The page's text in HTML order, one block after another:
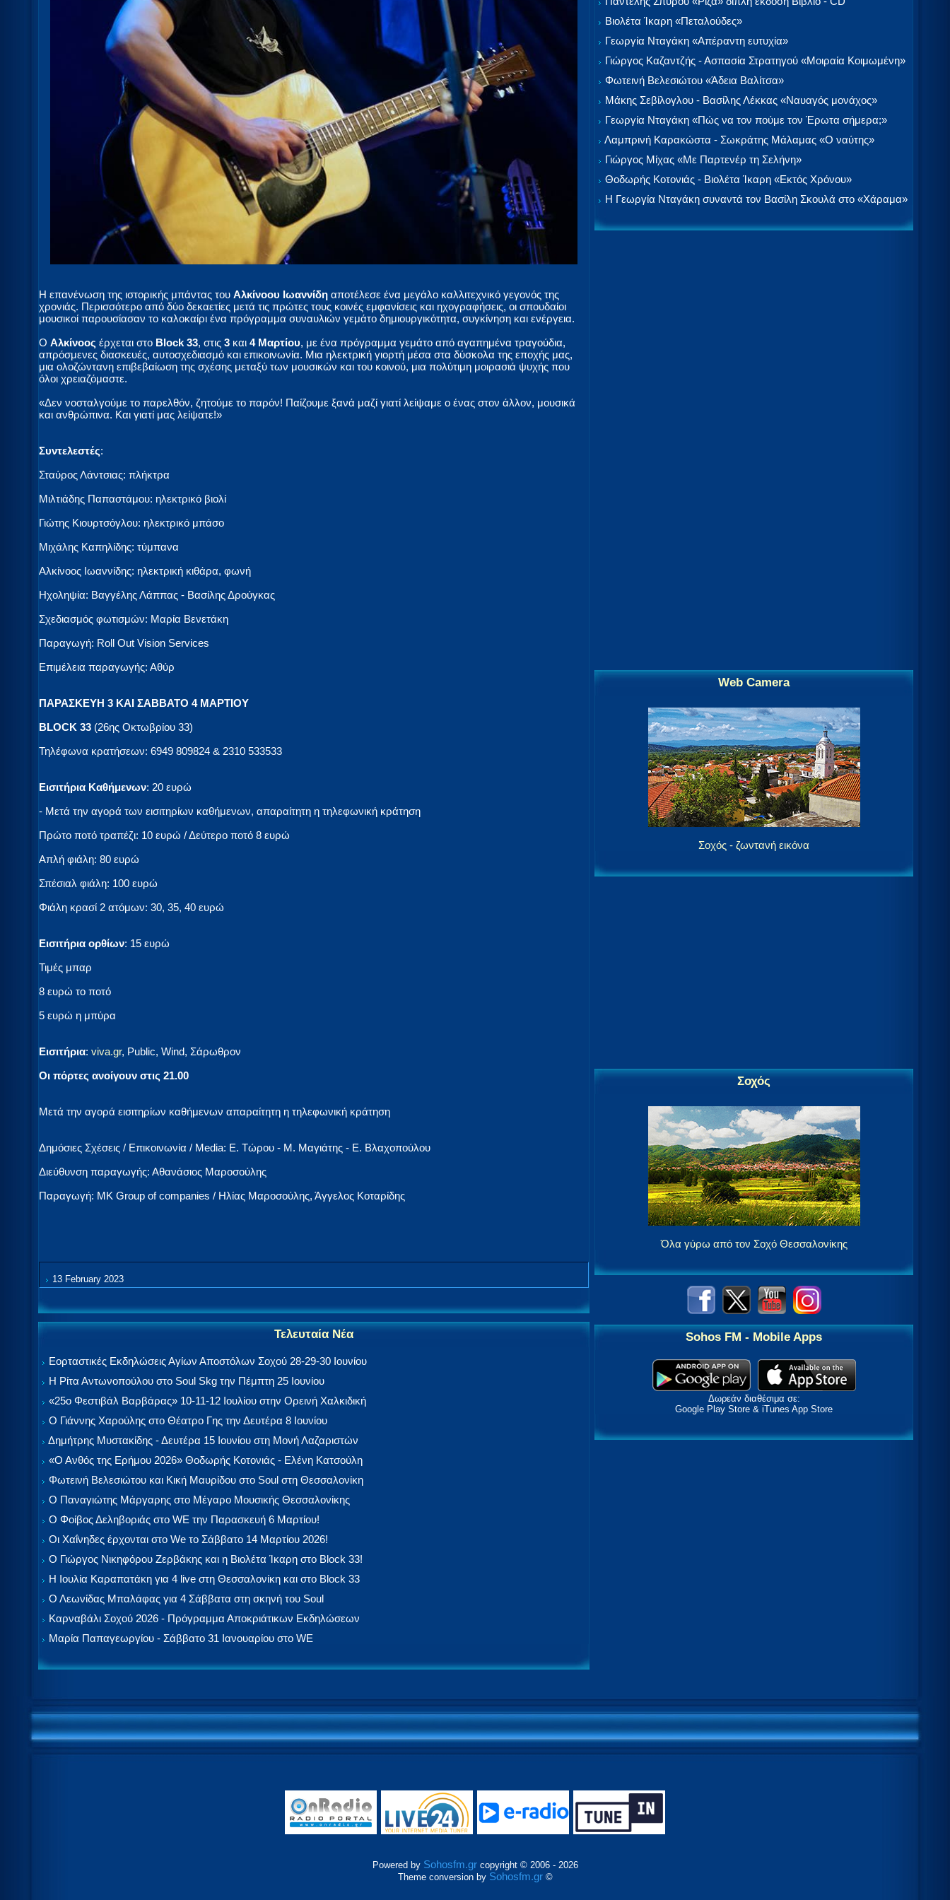
Η επανένωση της ιστορικής μπάντας του Αλκίνοου Ιωαννίδη αποτέλεσε ένα μεγάλο καλλιτεχνικό γεγονός της
χρονιάς. Περισσότερο από δύο δεκαετίες μετά τις πρώτες τους κοινές εμφανίσεις και ηχογραφήσεις, οι σπουδαίοι
μουσικοί παρουσίασαν το καλοκαίρι ένα πρόγραμμα συναυλιών γεμάτο δημιουργικότητα, συγκίνηση και ενέργεια.
Ο Αλκίνοος έρχεται στο Block 33, στις 3 και 4 Μαρτίου, με ένα πρόγραμμα γεμάτο από αγαπημένα τραγούδια,
απρόσμενες διασκευές, αυτοσχεδιασμό και επικοινωνία. Μια ηλεκτρική γιορτή μέσα στα δύσκολα της εποχής μας,
μια ολοζώντανη επιβεβαίωση της σχέσης μεταξύ των μουσικών και του κοινού, μια πολύτιμη μοιρασιά ψυχής που
όλοι χρειαζόμαστε.
«Δεν νοσταλγούμε το παρελθόν, ζητούμε το παρόν! Παίζουμε ξανά μαζί γιατί λείψαμε ο ένας στον άλλον, μουσικά
και ανθρώπινα. Και γιατί μας λείψατε!»
Συντελεστές:
Σταύρος Λάντσιας: πλήκτρα
Μιλτιάδης Παπαστάμου: ηλεκτρικό βιολί
Γιώτης Κιουρτσόγλου: ηλεκτρικό μπάσο
Μιχάλης Καπηλίδης: τύμπανα
Αλκίνοος Ιωαννίδης: ηλεκτρική κιθάρα, φωνή
Ηχοληψία: Βαγγέλης Λάππας - Βασίλης Δρούγκας
Σχεδιασμός φωτισμών: Μαρία Βενετάκη
Παραγωγή: Roll Out Vision Services
Επιμέλεια παραγωγής: Αθύρ
ΠΑΡΑΣΚΕΥΗ 3 ΚΑΙ ΣΑΒΒΑΤΟ 4 ΜΑΡΤΙΟΥ
BLOCK 33 (26ης Οκτωβρίου 33)
Τηλέφωνα κρατήσεων: 6949 809824 & 2310 533533
Εισιτήρια Καθήμενων: 20 ευρώ
- Μετά την αγορά των εισιτηρίων καθήμενων, απαραίτητη η τηλεφωνική κράτηση
Πρώτο ποτό τραπέζι: 10 ευρώ / Δεύτερο ποτό 8 ευρώ
Απλή φιάλη: 80 ευρώ
Σπέσιαλ φιάλη: 100 ευρώ
Φιάλη κρασί 2 ατόμων: 30, 35, 40 ευρώ
Εισιτήρια ορθίων: 15 ευρώ
Τιμές μπαρ
8 ευρώ το ποτό
5 ευρώ η μπύρα
Εισιτήρια: viva.gr, Public, Wind, Σάρωθρον
Οι πόρτες ανοίγουν στις 21.00
Μετά την αγορά εισιτηρίων καθήμενων απαραίτητη η τηλεφωνική κράτηση
Δημόσιες Σχέσεις / Επικοινωνία / Media: Ε. Τώρου - Μ. Μαγιάτης - Ε. Βλαχοπούλου
Διεύθυνση παραγωγής: Αθανάσιος Μαροσούλης
Παραγωγή: MK Group of companies / Ηλίας Μαροσούλης, Άγγελος Κοταρίδης
13 February 2023
Τελευταία Νέα
Εορταστικές Εκδηλώσεις Αγίων Αποστόλων Σοχού 28-29-30 Ιουνίου
Η Ρίτα Αντωνοπούλου στο Soul Skg την Πέμπτη 25 Ιουνίου
«25ο Φεστιβάλ Βαρβάρας» 10-11-12 Ιουλίου στην Ορεινή Χαλκιδική
Ο Γιάννης Χαρούλης στο Θέατρο Γης την Δευτέρα 8 Ιουνίου
Δημήτρης Μυστακίδης - Δευτέρα 15 Ιουνίου στη Μονή Λαζαριστών
«Ο Ανθός της Ερήμου 2026» Θοδωρής Κοτονιάς - Ελένη Κατσούλη
Φωτεινή Βελεσιώτου και Κική Μαυρίδου στο Soul στη Θεσσαλονίκη
Ο Παναγιώτης Μάργαρης στο Μέγαρο Μουσικής Θεσσαλονίκης
Ο Φοίβος Δεληβοριάς στο WE την Παρασκευή 6 Μαρτίου!
Οι Χαΐνηδες έρχονται στο We το Σάββατο 14 Μαρτίου 2026!
Ο Γιώργος Νικηφόρου Ζερβάκης και η Βιολέτα Ίκαρη στο Block 33!
Η Ιουλία Καραπατάκη για 4 live στη Θεσσαλονίκη και στο Block 33
Ο Λεωνίδας Μπαλάφας για 4 Σάββατα στη σκηνή του Soul
Καρναβάλι Σοχού 2026 - Πρόγραμμα Αποκριάτικων Εκδηλώσεων
Μαρία Παπαγεωργίου - Σάββατο 31 Ιανουαρίου στο WE
Βιολέτα Ίκαρη «Πεταλούδες»
Γεωργία Νταγάκη «Aπέραντη ευτυχία»
Γιώργος Καζαντζής - Ασπασία Στρατηγού «Μοιραία Κοιμωμένη»
Φωτεινή Βελεσιώτου «Άδεια Βαλίτσα»
Μάκης Σεβίλογλου - Βασίλης Λέκκας «Ναυαγός μονάχος»
Γεωργία Νταγάκη «Πώς να τον πούμε τον Έρωτα σήμερα;»
Λαμπρινή Καρακώστα - Σωκράτης Μάλαμας «Ο ναύτης»
Γιώργος Μίχας «Με Παρτενέρ τη Σελήνη»
Θοδωρής Κοτονιάς - Βιολέτα Ίκαρη «Εκτός Χρόνου»
Η Γεωργία Νταγάκη συναντά τον Βασίλη Σκουλά στο «Χάραμα»
Web Camera
Σοχός - ζωντανή εικόνα
Σοχός
Όλα γύρω από τον Σοχό Θεσσαλονίκης
Sohos FM - Mobile Apps
Δωρεάν διαθέσιμα σε:
Google Play Store & iTunes App Store
Powered by Sohosfm.grcopyright © 2006 - 2026
Theme conversion by Sohosfm.gr©